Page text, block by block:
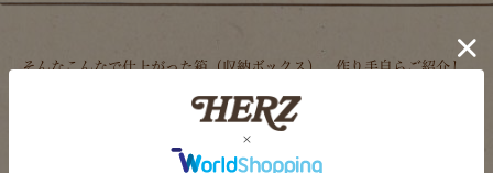
そんなこんなで仕上がった箱（収納ボックス）、作り手自らご紹介し